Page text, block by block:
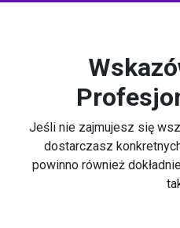
Jeśli nie zajmujesz się
dostarczasz
powinno również